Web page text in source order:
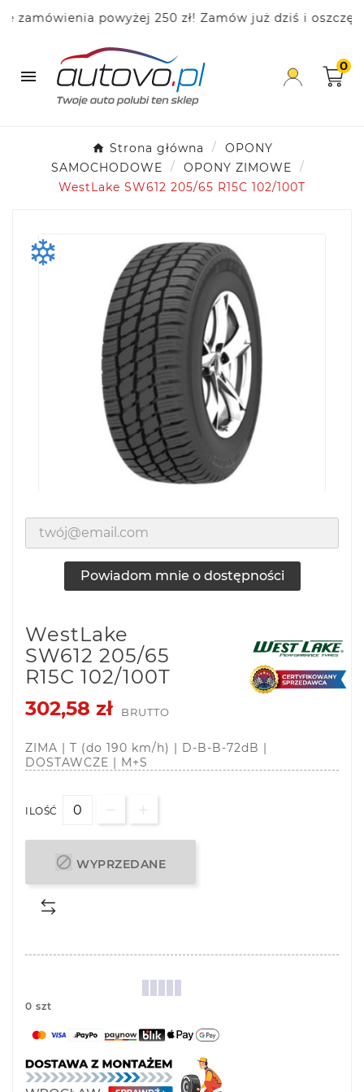
powyżej 250 zł! Zamów już dziś i

0
Strona główna
OPONY
SAMOCHODOWE
OPONY ZIMOWE
WestLake SW612 205/65 R15C 102/100T
Powiadom mnie o dostępności
WestLake
SW612 205/65
R15C 102/100T
302,58 zł
BRUTTO
ZIMA | T (do 190 km/h) | D-B-B-72dB |
DOSTAWCZE | M+S
ILOŚĆ
 WYPRZEDANE
0 szt